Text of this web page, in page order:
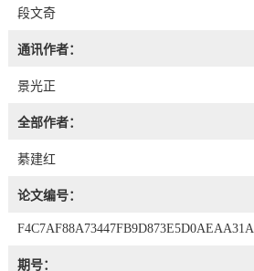
段文奇
通讯作者：
景光正
全部作者：
綦建红
论文编号：
F4C7AF88A73447FB9D873E5D0AEAA31A
期号：